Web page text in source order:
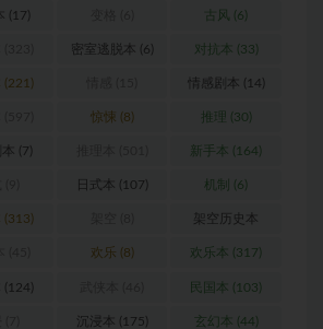
(17) 古风 (6)
密室逃脱本 (6) 对抗本 (33)
(221) 情感剧本 (14)
惊悚 (8) 推理 (30)
(7) 新手本 (164)
日式本 (107) 机制 (6)
(313) 架空历史本
(102)
欢乐 (8) 欢乐本 (317)
(124) 民国本 (103)
沉浸本 (175) 玄幻本 (44)